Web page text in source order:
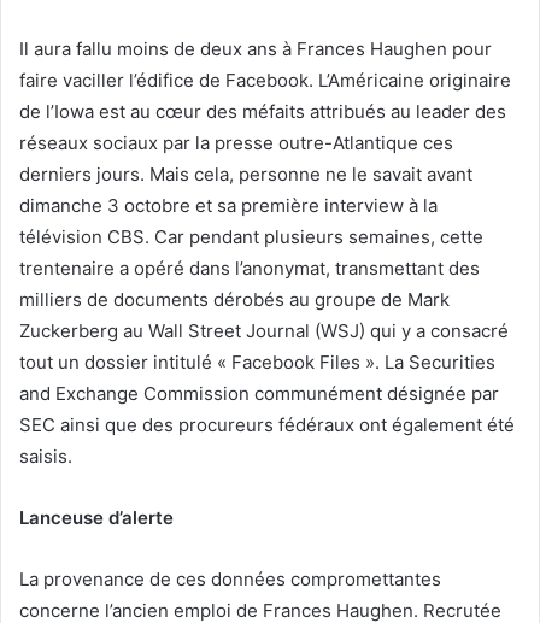
Il aura fallu moins de deux ans à Frances Haughen pour
faire vaciller l’édifice de Facebook. L’Américaine originaire
de l’Iowa est au cœur des méfaits attribués au leader des
réseaux sociaux par la presse outre-Atlantique ces
derniers jours. Mais cela, personne ne le savait avant
dimanche 3 octobre et sa première interview à la
télévision CBS. Car pendant plusieurs semaines, cette
trentenaire a opéré dans l’anonymat, transmettant des
milliers de documents dérobés au groupe de Mark
Zuckerberg au Wall Street Journal (WSJ) qui y a consacré
tout un dossier intitulé « Facebook Files ». La Securities
and Exchange Commission communément désignée par
SEC ainsi que des procureurs fédéraux ont également été
saisis.
Lanceuse d’alerte
La provenance de ces données compromettantes
concerne l’ancien emploi de Frances Haughen. Recrutée